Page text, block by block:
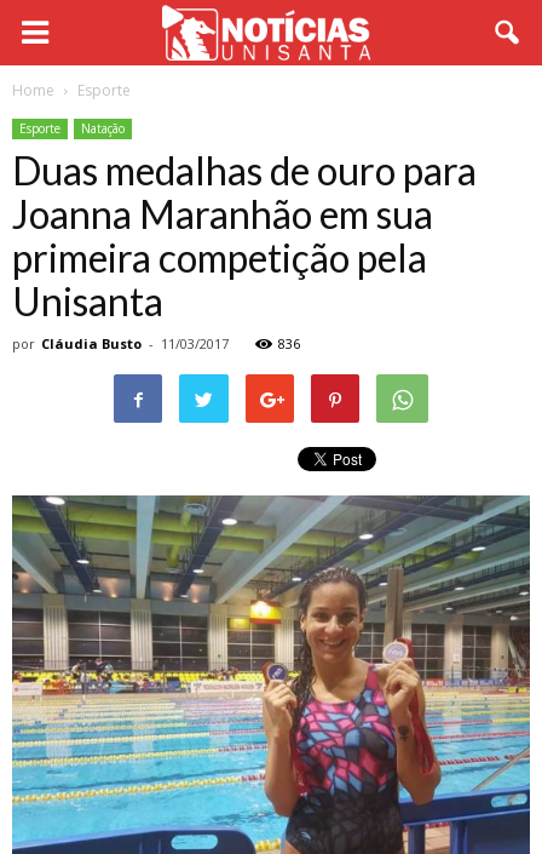
Home Esporte
Esporte Natação
Duas medalhas de ouro para
Joanna Maranhão em sua
primeira competição pela
Unisanta
por Cláudia Busto - 11/03/2017 836